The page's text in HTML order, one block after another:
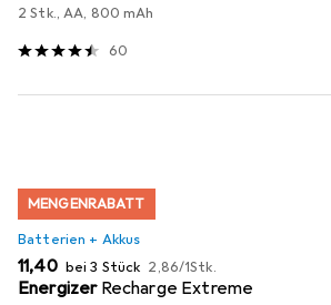
2 Stk., AA, 800 mAh
60
MENGENRABATT
Batterien + Akkus
EUR
11,40 bei 3 Stück EUR
2,86/1Stk.
Energizer Recharge Extreme